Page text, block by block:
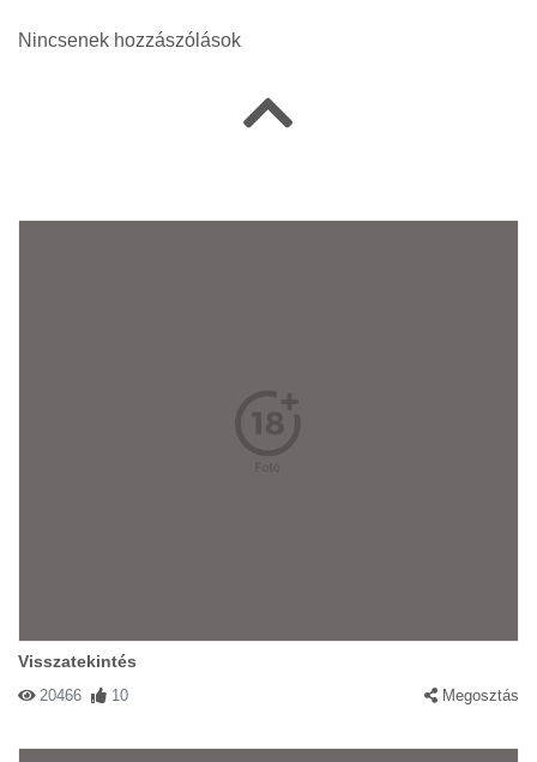
Nincsenek hozzászólások
Visszatekintés
20466 10 Megosztás